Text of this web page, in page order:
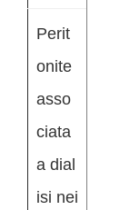
Perit
onite
asso
ciata
a dial
isi nei